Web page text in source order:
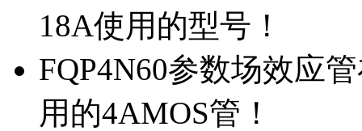
18A使用的型号！
FQP4N60参数场效应
用的4AMOS管！